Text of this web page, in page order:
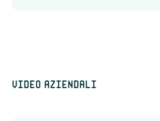
Video aziendali